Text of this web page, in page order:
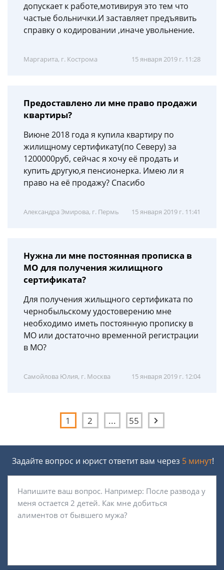
допускает к работе,мотивируя это тем что
частые больнички.И заставляет предъявить
справку о кодировании ,иначе увольнение.
Маргарита, г. Кострома 15 января 2019 г. 11:28
Предоставлено ли мне право продажи
квартиры?
Виюне 2018 года я купила квартиру по
жилищному сертификату(по Северу) за
1200000руб, сейчас я хочу её продать и
купить другую,я пенсионерка. Имею ли я
право на её продажу? Спасибо
Александра Эмирова, г. Пермь 15 января 2019 г. 11:41
Нужна ли мне постоянная прописка в
МО для получения жилищного
сертификата?
Для получения жильщного сертификата по
чернобыльскому удостоверению мне
необходимо иметь постоянную прописку в
МО или достаточно временной регистрации
в МО?
Самойлова Юлия, г. Москва 15 января 2019 г. 12:04
1 2 ... 55
Задайте вопрос и юрист ответит вам через 5 минут!